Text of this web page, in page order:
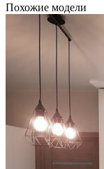
Похожие модели